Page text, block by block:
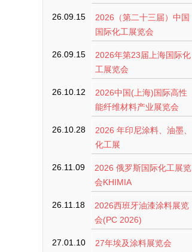
26.09.15
2026（第二十三届）中国
国际化工展览会
26.09.15
2026年第23届上海国际化
工展览会
26.10.12
2026中国(上海)国际高性
能纤维材料产业展览会
26.10.28
2026 年印尼涂料、油墨、
化工展
26.11.09
2026 俄罗斯国际化工展览
会KHIMIA
26.11.18
2026西班牙油漆涂料展览
会(PC 2026)
27.01.10
27年埃及涂料展览会